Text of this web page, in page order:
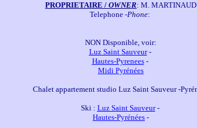
PROPRIETAIRE / OWNER: M. MARTINAUD
Telephone -Phone:
Luz Saint Sauveur
Hautes-Pyrenees
Midi Pyrénées
Ski : Luz Saint Sauveur
Hautes-Pyrénées